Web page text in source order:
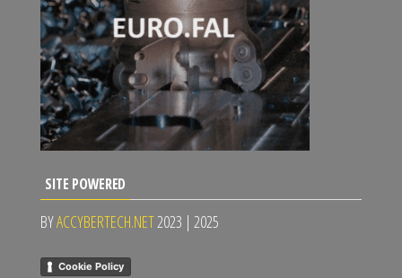
SITE POWERED
BYACCYBERTECH.NET2023 | 2025
Cookie Policy